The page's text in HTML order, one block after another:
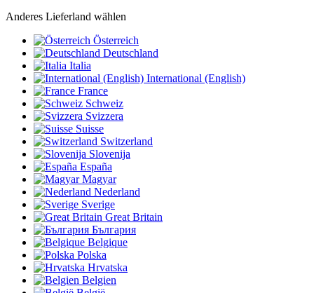
Anderes Lieferland wählen
Österreich
Deutschland
Italia
International (English)
France
Schweiz
Svizzera
Suisse
Switzerland
Slovenija
España
Magyar
Nederland
Sverige
Great Britain
България
Belgique
Polska
Hrvatska
Belgien